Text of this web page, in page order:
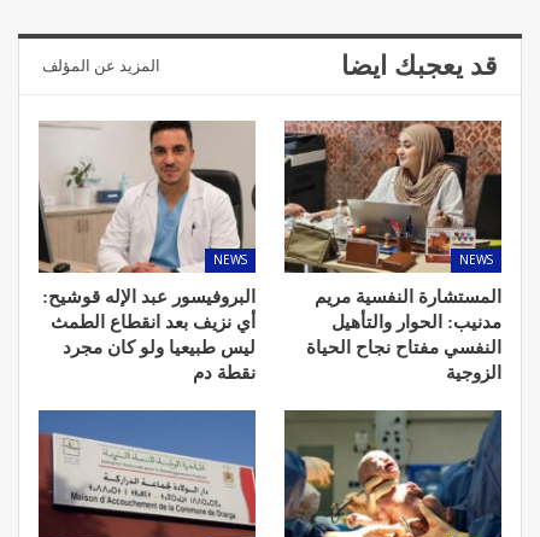
قد يعجبك ايضا المزيد عن المؤلف
NEWS
المستشارة النفسية مريم
مدنيب: الحوار والتأهيل
النفسي مفتاح نجاح الحياة
الزوجية
NEWS
البروفيسور عبد الإله قوشيح:
أي نزيف بعد انقطاع الطمث
ليس طبيعيا ولو كان مجرد
نقطة دم